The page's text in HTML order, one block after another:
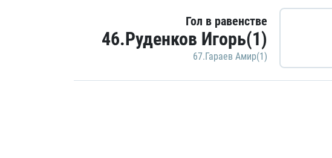
Гол в равенстве
46.Руденков Игорь(1)
67.Гараев Амир(1)